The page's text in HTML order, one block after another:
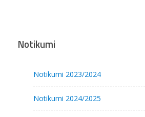
Notikumi
Notikumi 2023/2024
Notikumi 2024/2025